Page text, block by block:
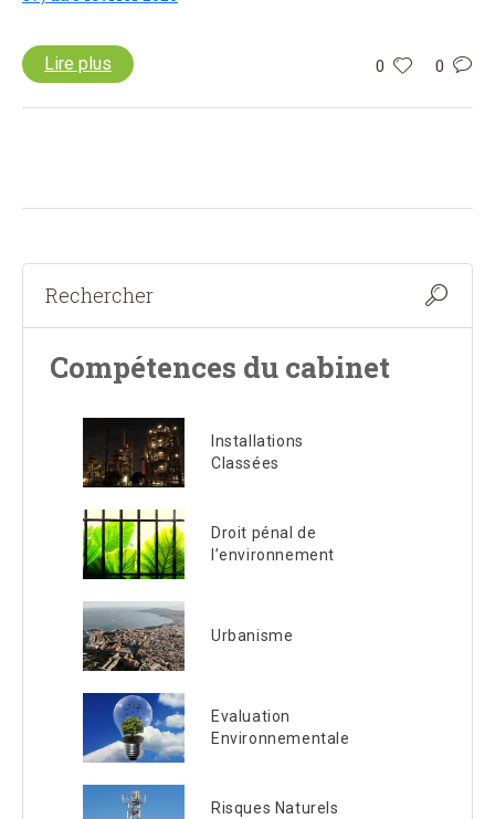
0 0
Lire plus
Compétences du cabinet
Installations
Classées
Droit pénal de
l’environnement
Urbanisme
Evaluation
Environnementale
Risques Naturels